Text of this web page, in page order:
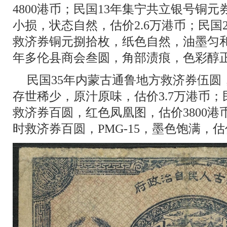
4800港币；民国13年集宁共立银号铜元
小损，状态自然，估价2.6万港币；民
救济券铜元捌拾枚，纸色自然，油墨匀
年多伦县商会叁圆，角部渍痕，色彩醇
民国35年内蒙古通鲁地方救济券伍圆
存世稀少，原汁原味，估价3.7万港币
救济券百圆，红色凤凰图，估价3800港
时救济券百圆，PMG-15，墨色饱满，